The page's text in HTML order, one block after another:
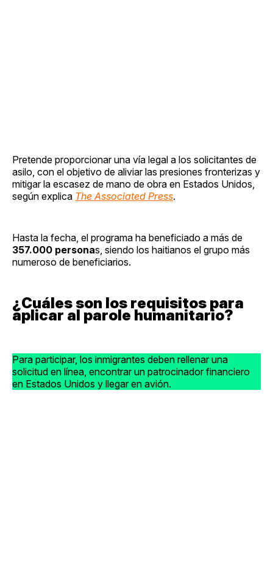
Pretende proporcionar una vía legal a los solicitantes de
asilo, con el objetivo de aliviar las presiones fronterizas y
mitigar la escasez de mano de obra en Estados Unidos,
según explica The Associated Press.
Hasta la fecha, el programa ha beneficiado a más de
357.000 personas, siendo los haitianos el grupo más
numeroso de beneficiarios.
¿Cuáles son los requisitos para
aplicar al parole humanitario?
Para participar, los inmigrantes deben rellenar una
solicitud en línea, encontrar un patrocinador financiero
en Estados Unidos y llegar en avión.